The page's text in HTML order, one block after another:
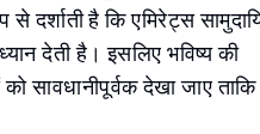
दर्शाती है कि एमिरेट्स
देती है। इसलिए भविष्य की
सावधानीपूर्वक देखा जाए